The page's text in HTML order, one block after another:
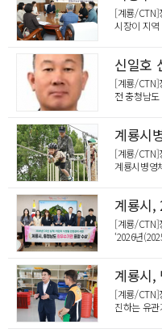
[계룡/CTN]
시장이 지
[계룡/CTN]
전 충청남
[계룡/CTN]
계룡시병영
[계룡/CTN]
‘2026년
[계룡/CTN]
진하는 유